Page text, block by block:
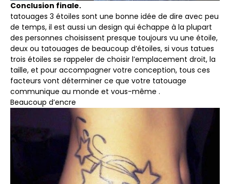
Conclusion finale.
tatouages ​​3 étoiles sont une bonne idée de dire avec peu
de temps, il est aussi un design qui échappe à la plupart
des personnes choisissent presque toujours vu une étoile,
deux ou tatouages ​​de beaucoup d’étoiles, si vous tatues
trois étoiles se rappeler de choisir l’emplacement droit, la
taille, et pour accompagner votre conception, tous ces
facteurs vont déterminer ce que votre tatouage
communique au monde et vous-même .
Beaucoup d’encre